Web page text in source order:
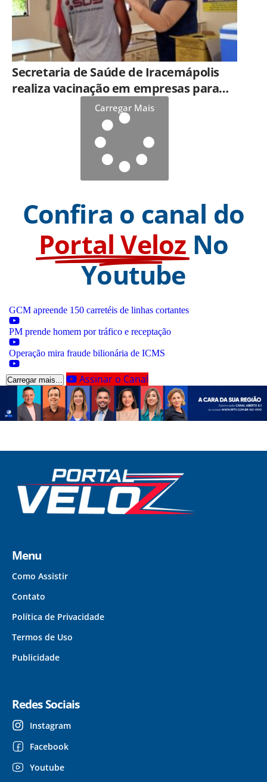
Secretaria de Saúde de Iracemápolis
realiza vacinação em empresas para
ampliar imunizaçãoCarregar Mais
Confira o canal do
Portal Veloz No
Youtube
GCM apreende 150 carretéis de linhas cortantes
PM prende homem por tráfico e receptação
Operação mira fraude bilionária de ICMS
Carregar mais... Assinar o Canal
Menu
Como Assistir
Contato
Política de Privacidade
Termos de Uso
Publicidade
Redes Sociais
Instagram
Facebook
Youtube